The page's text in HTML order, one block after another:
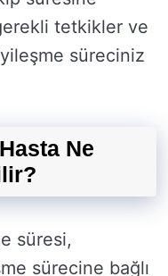
tetkikler ve
süreciniz
Ne
süresi,
sürecine bağlı